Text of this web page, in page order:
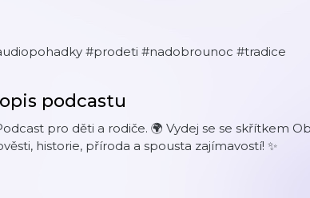
#prodeti #nadobrounoc #tradice
podcastu
pro děti a rodiče. 🌍 Vydej se se skřítkem
historie, příroda a spousta zajímavostí! ✨️